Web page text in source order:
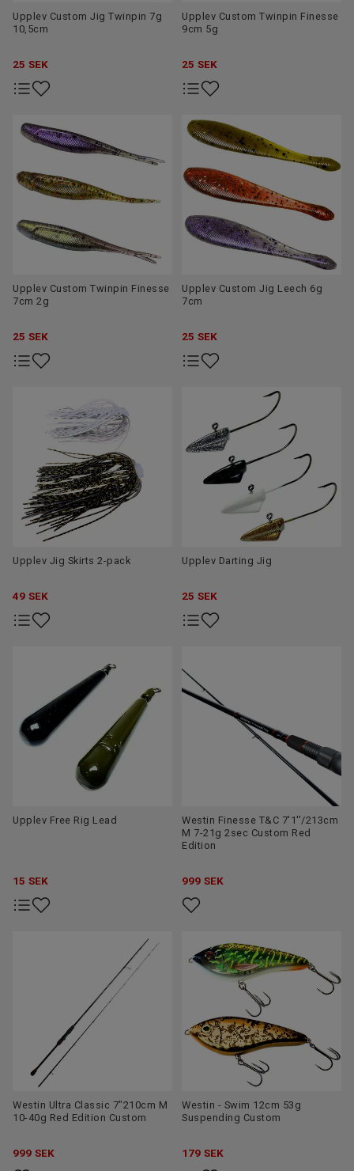
Upplev Custom Jig Twinpin 7g
10,5cm
25 SEK
Upplev Custom Twinpin Finesse
9cm 5g
25 SEK
Upplev Custom Twinpin Finesse
7cm 2g
25 SEK
Upplev Custom Jig Leech 6g
7cm
25 SEK
Upplev Jig Skirts 2-pack
49 SEK
Upplev Darting Jig
25 SEK
Upplev Free Rig Lead
15 SEK
Westin Finesse T&C 7'1''/213cm
M 7-21g 2sec Custom Red
Edition
999 SEK
Westin Ultra Classic 7"210cm M
10-40g Red Edition Custom
999 SEK
Westin - Swim 12cm 53g
Suspending Custom
179 SEK